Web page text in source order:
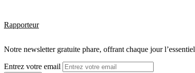
Rapporteur
Notre newsletter gratuite phare, offrant chaque jour
Entrez votre email